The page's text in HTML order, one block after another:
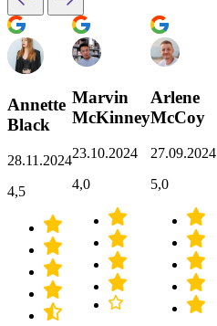
Annette
Black
28.11.2024
4,5
Marvin
McKinney
23.10.2024
4,0
Arlene
McCoy
27.09.2024
5,0